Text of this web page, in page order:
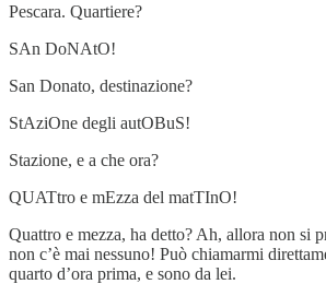
Pescara. Quartiere?
SAn DoNAtO!
San Donato, destinazione?
StAziOne degli autOBuS!
Stazione, e a che ora?
QUATtro e mEzza del matTInO!
Quattro e mezza, ha detto? Ah, allora non si
non c’è mai nessuno! Può chiamarmi
quarto d’ora prima, e sono da lei.